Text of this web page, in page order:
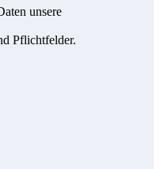
unsere
Pflichtfelder.